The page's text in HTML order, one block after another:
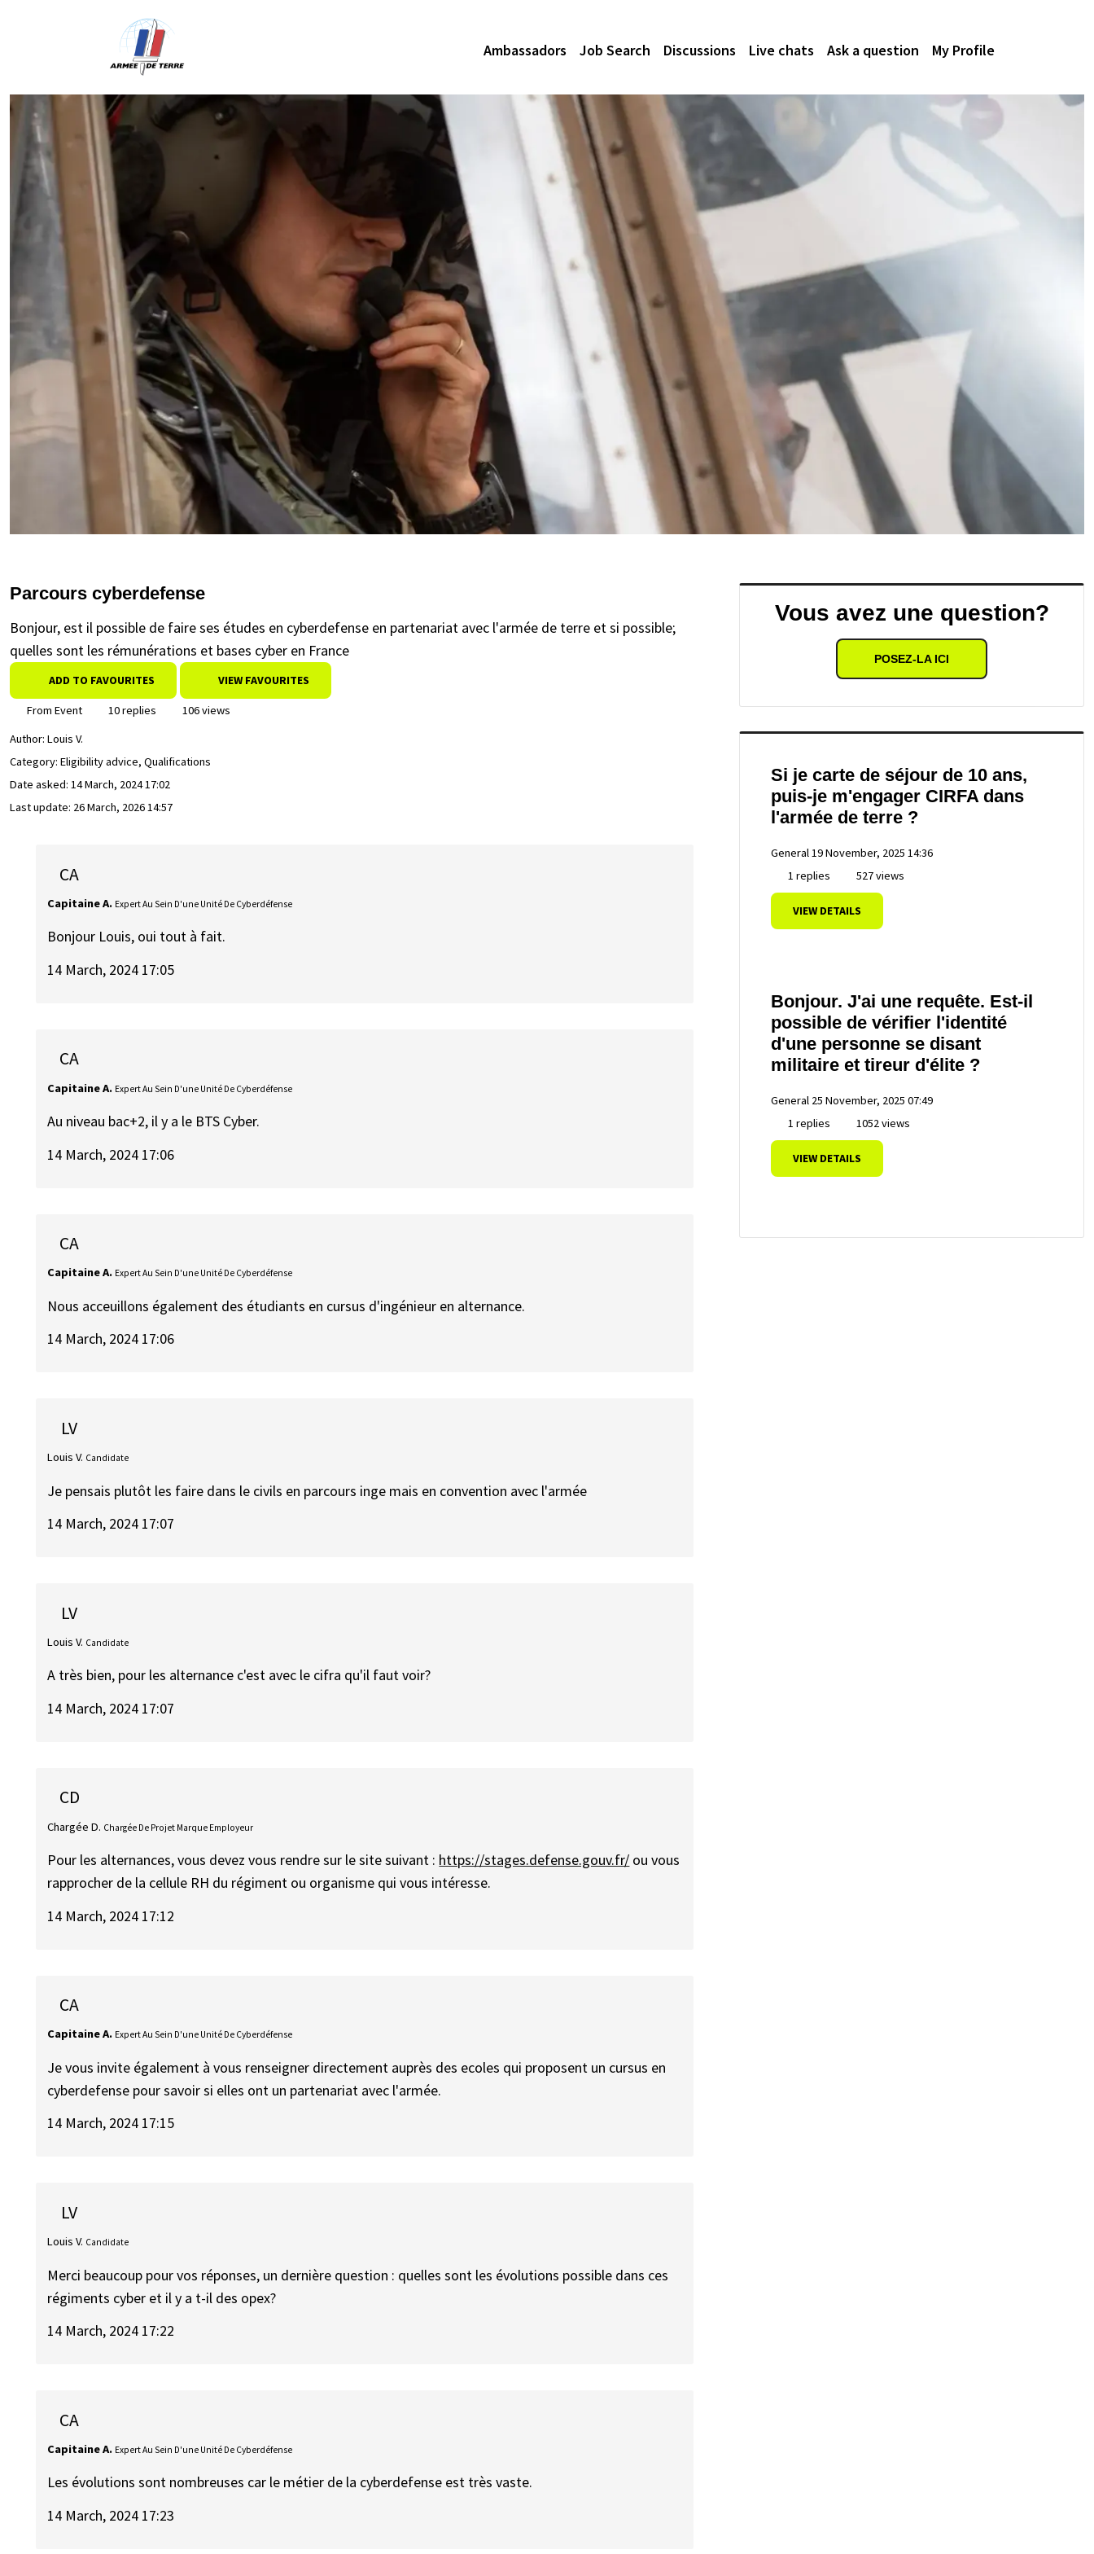
Ambassadors Job Search Discussions Live chats Ask a question My Profile
Parcours cyberdefense
Bonjour, est il possible de faire ses études en cyberdefense en partenariat avec l'armée de terre et si possible;
quelles sont les rémunérations et bases cyber en France
ADD TO FAVOURITES VIEW FAVOURITES
From Event 10 replies
106 views
Author: Louis V.
Category: Eligibility advice, Qualifications
Date asked: 14 March, 2024 17:02
Last update: 26 March, 2026 14:57
CA
Capitaine A. Expert Au Sein D'une Unité De Cyberdéfense
Bonjour Louis, oui tout à fait.
14 March, 2024 17:05
CA
Capitaine A. Expert Au Sein D'une Unité De Cyberdéfense
Au niveau bac+2, il y a le BTS Cyber.
14 March, 2024 17:06
CA
Capitaine A. Expert Au Sein D'une Unité De Cyberdéfense
Nous acceuillons également des étudiants en cursus d'ingénieur en alternance.
14 March, 2024 17:06
LV
Louis V. Candidate
Je pensais plutôt les faire dans le civils en parcours inge mais en convention avec l'armée
14 March, 2024 17:07
LV
Louis V. Candidate
A très bien, pour les alternance c'est avec le cifra qu'il faut voir?
14 March, 2024 17:07
CD
Chargée D. Chargée De Projet Marque Employeur
Pour les alternances, vous devez vous rendre sur le site suivant : https://stages.defense.gouv.fr/ ou vous
rapprocher de la cellule RH du régiment ou organisme qui vous intéresse.
14 March, 2024 17:12
CA
Capitaine A. Expert Au Sein D'une Unité De Cyberdéfense
Je vous invite également à vous renseigner directement auprès des ecoles qui proposent un cursus en
cyberdefense pour savoir si elles ont un partenariat avec l'armée.
14 March, 2024 17:15
LV
Louis V. Candidate
Merci beaucoup pour vos réponses, un dernière question : quelles sont les évolutions possible dans ces
régiments cyber et il y a t-il des opex?
14 March, 2024 17:22
CA
Capitaine A. Expert Au Sein D'une Unité De Cyberdéfense
Les évolutions sont nombreuses car le métier de la cyberdefense est très vaste.
14 March, 2024 17:23
Vous avez une question?
POSEZ-LA ICI
Si je carte de séjour de 10 ans,
puis-je m'engager CIRFA dans
l'armée de terre ?
General19 November, 2025 14:36
1 replies
527 views
VIEW DETAILS
Bonjour. J'ai une requête. Est-il
possible de vérifier l'identité
d'une personne se disant
militaire et tireur d'élite ?
General 25 November, 2025 07:49
1 replies
1052 views
VIEW DETAILS